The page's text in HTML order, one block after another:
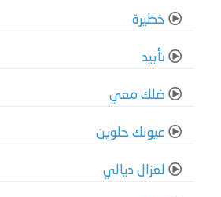
خطيرة
تأبيد
ضلك معي
عيونك حلوين
لغزال ديالي